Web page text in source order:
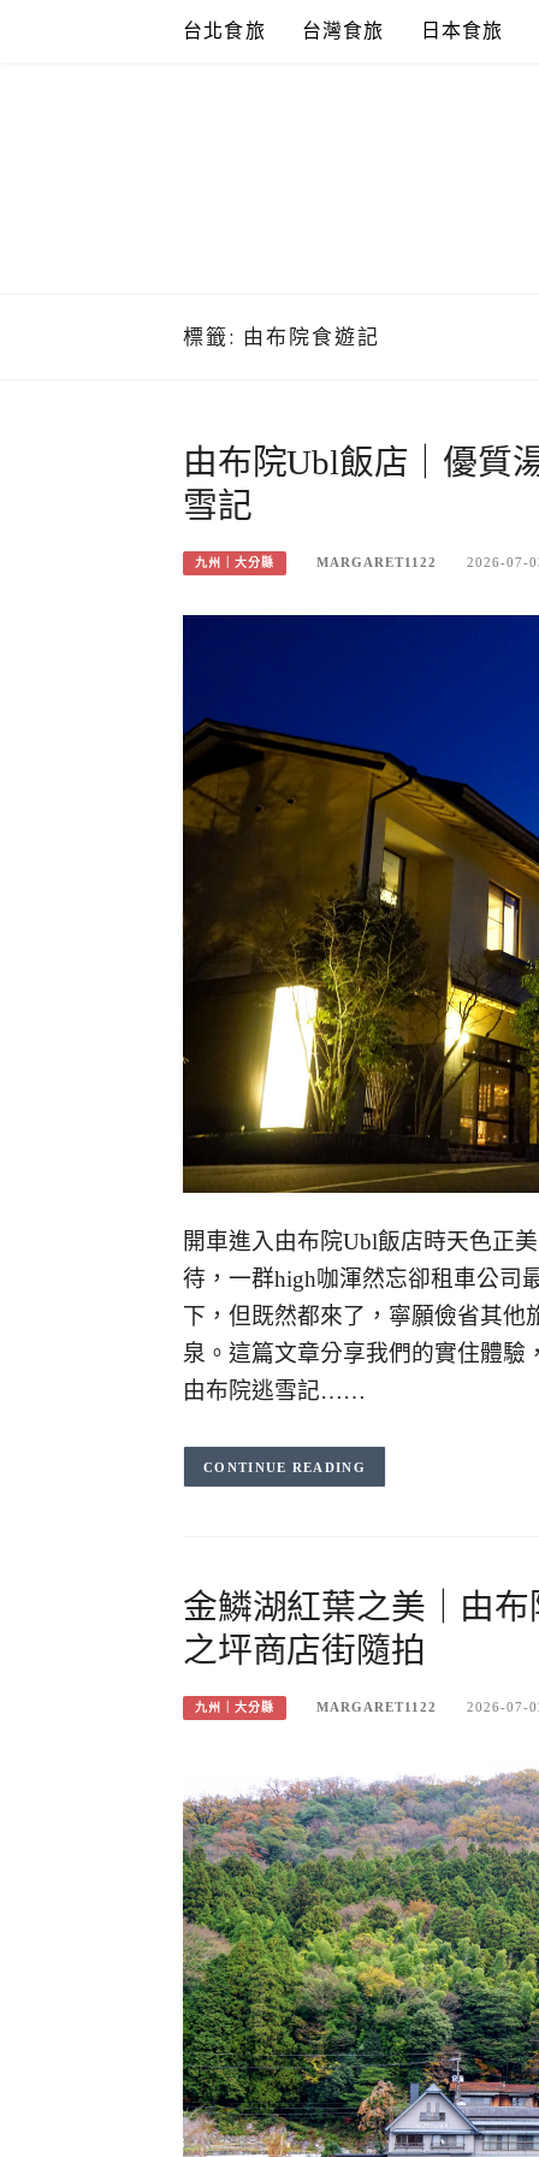
台北食旅 台灣食旅 日本食旅
標籤: 由布院食遊記
由布院Ubl飯店｜優質
雪記
九州｜大分縣 MARGARET1122 2026-07-
開車進入由布院Ubl飯店時天色正
待，一群high咖渾然忘卻租車公司
下，但既然都來了，寧願儉省其他
泉。這篇文章分享我們的實住體驗
由布院逃雪記……
CONTINUE READING
金鱗湖紅葉之美｜由
之坪商店街隨拍
九州｜大分縣 MARGARET1122 2026-07-